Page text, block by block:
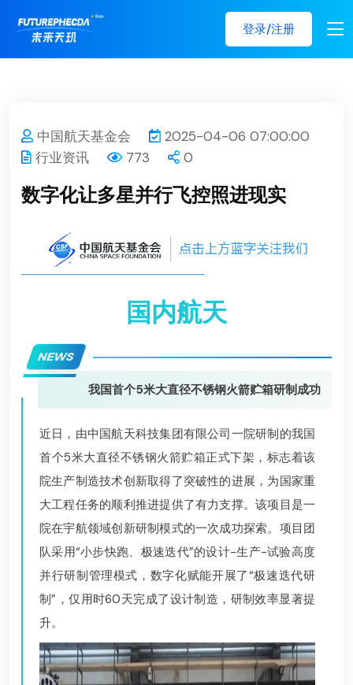
登录/注册
中国航天基金会
2025-04-06 07:00:00
行业资讯
773 0
数字化让多星并行飞控照进现实
国内航天
NEWS
我国首个5米大直径不锈钢火箭贮箱研制成功
近日，由中国航天科技集团有限公司一院研制的我国
首个5米大直径不锈钢火箭贮箱正式下架，标志着该
院生产制造技术创新取得了突破性的进展，为国家重
大工程任务的顺利推进提供了有力支撑。该项目是一
院在宇航领域创新研制模式的一次成功探索。项目团
队采用“小步快跑、极速迭代”的设计-生产-试验高度
并行研制管理模式，数字化赋能开展了“极速迭代研
制”，仅用时60天完成了设计制造，研制效率显著提
升。